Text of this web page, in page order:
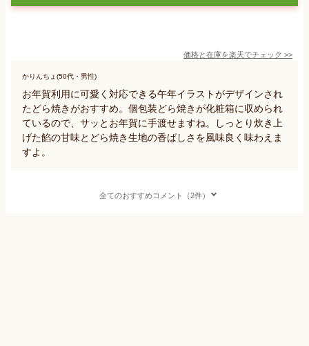
価格と在庫を楽天でチェック >>
かりんちょ(50代・男性)
お年賀利用に可愛く対応できる午年イラストがデザインされ
たどら焼きがおすすめ。個包装どら焼きが化粧箱に収められ
ているので、サッとお年賀に手渡せますね。しっとり炊き上
げた餡の甘味とどら焼き生地の香ばしさを風味良く味わえま
すよ。
全てのおすすめコメント（2件）